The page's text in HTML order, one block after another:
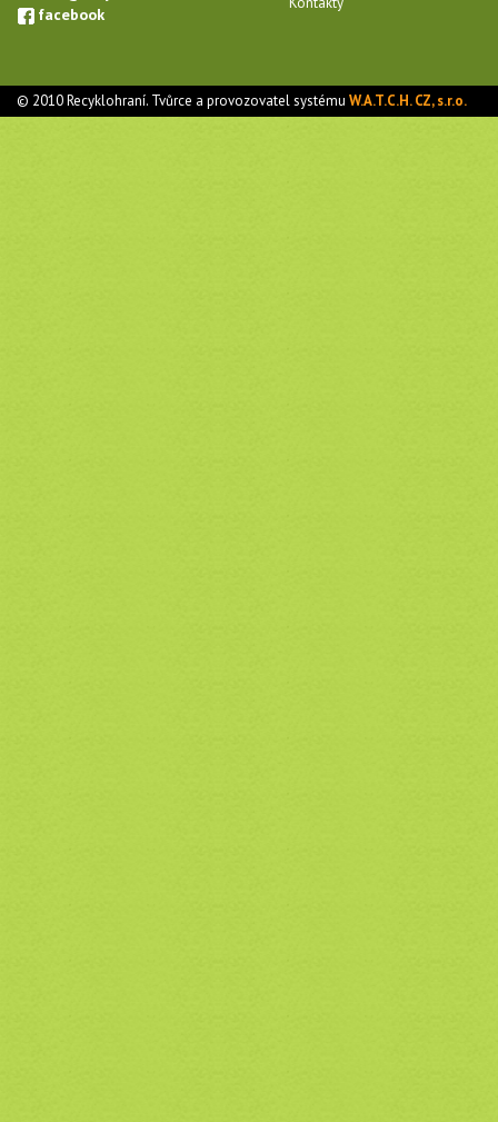
facebook
© 2010 Recyklohraní. Tvůrce a provozovatel systémuW.A.T.C.H. CZ, s.r.o.